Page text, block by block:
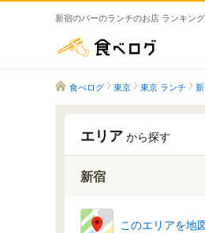
新宿のバーのランチのお店 ランキング
食べログ 東京 東京 ランチ
エリア から探す
新宿
このエリアを地